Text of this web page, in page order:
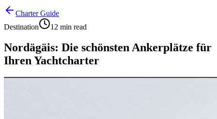
Charter Guide
Destination
12 min read
Nordägäis: Die schönsten Ankerplätze für
Ihren Yachtcharter